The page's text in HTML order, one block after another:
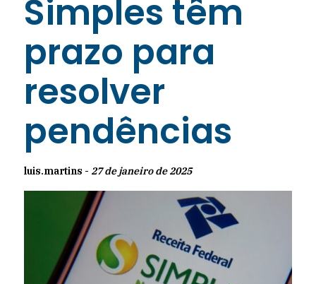
Simples têm
prazo para
resolver
pendências
luis.martins - 27 de janeiro de 2025